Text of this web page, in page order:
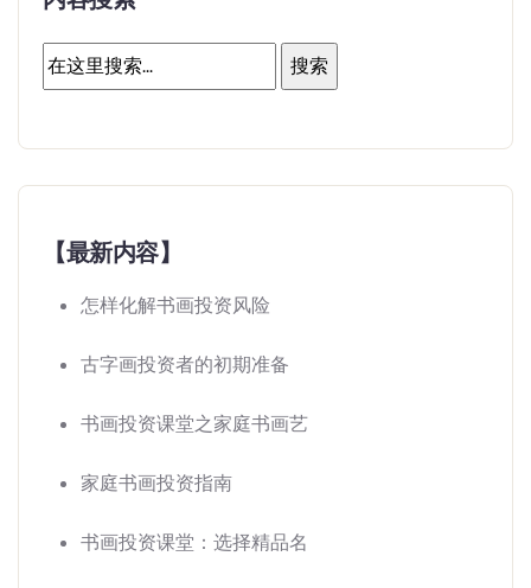
【最新内容】
怎样化解书画投资风险
古字画投资者的初期准备
书画投资课堂之家庭书画艺
家庭书画投资指南
书画投资课堂：选择精品名